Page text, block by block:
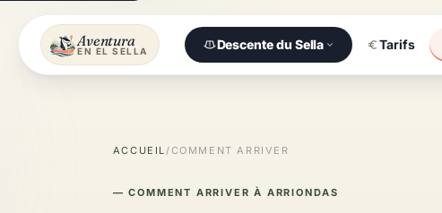
Aventura
EN EL SELLA Descente du Sella Tarifs
ACCUEIL/COMMENT ARRIVER
— COMMENT ARRIVER À ARRIONDAS